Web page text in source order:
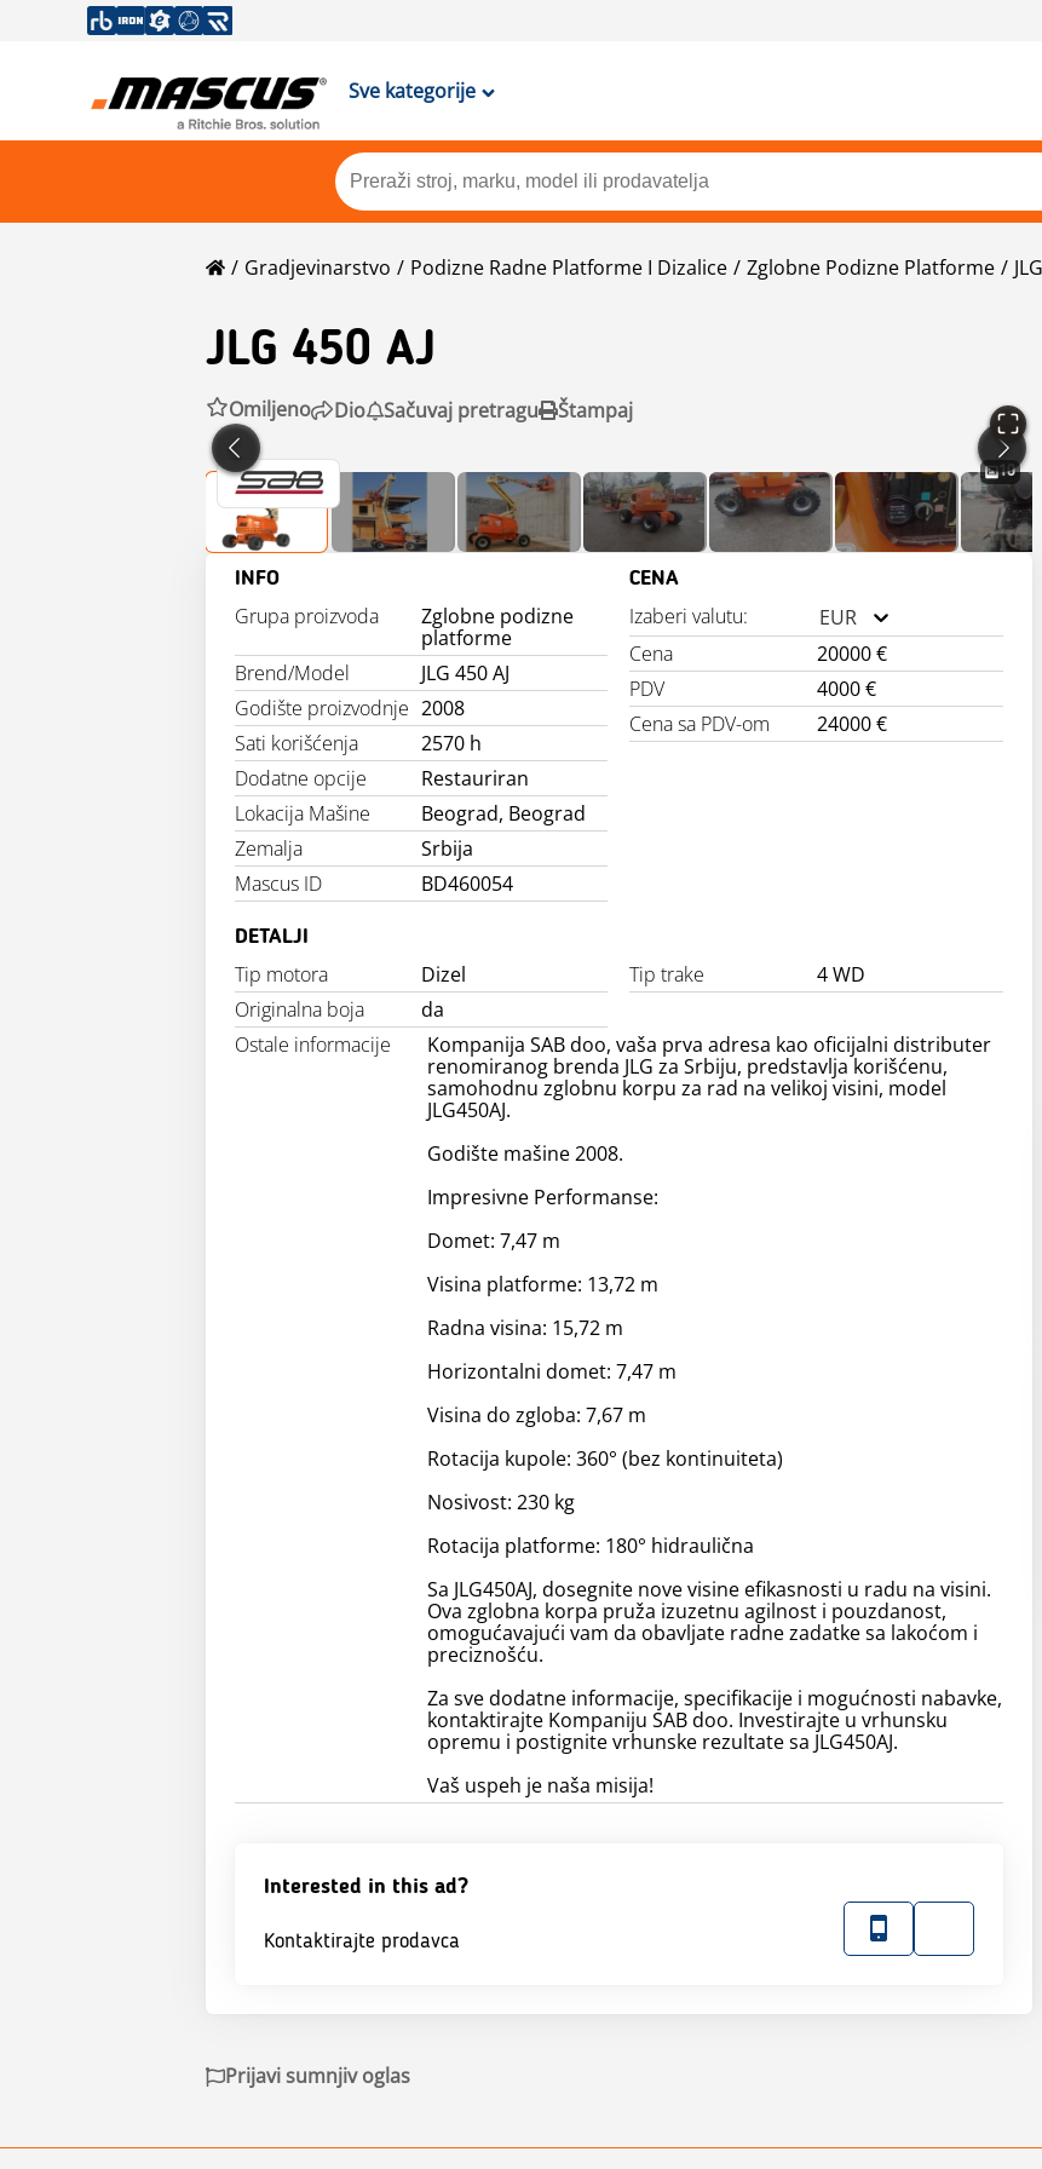
Sve kategorije
Gradjevinarstvo Podizne Radne Platforme I Dizalice Zglobne Podizne Platforme JLG
JLG 450 AJ
Omiljeno Dio Sačuvaj pretragu Štampaj
10
INFO
Grupa proizvoda
Zglobne podizne
platforme
Brend/Model
JLG 450 AJ
Godište proizvodnje 2008
Sati korišćenja
2570 h
Dodatne opcije
Restauriran
Lokacija Mašine
Beograd, Beograd
Zemalja
Srbija
Mascus ID
BD460054
CENA
Izaberi valutu:
EUR
Cena
20000 €
PDV
4000 €
Cena sa PDV-om
24000 €
DETALJI
Tip motora Dizel Tip trake
4 WD
Originalna boja
da
Ostale informacije
Kompanija SAB doo, vaša prva adresa kao oficijalni distributer
renomiranog brenda JLG za Srbiju, predstavlja korišćenu,
samohodnu zglobnu korpu za rad na velikoj visini, model
JLG450AJ.
Godište mašine 2008.
Impresivne Performanse:
Domet: 7,47 m
Visina platforme: 13,72 m
Radna visina: 15,72 m
Horizontalni domet: 7,47 m
Visina do zgloba: 7,67 m
Rotacija kupole: 360° (bez kontinuiteta)
Nosivost: 230 kg
Rotacija platforme: 180° hidraulična
Sa JLG450AJ, dosegnite nove visine efikasnosti u radu na visini.
Ova zglobna korpa pruža izuzetnu agilnost i pouzdanost,
omogućavajući vam da obavljate radne zadatke sa lakoćom i
preciznošću.
Za sve dodatne informacije, specifikacije i mogućnosti nabavke,
kontaktirajte Kompaniju SAB doo. Investirajte u vrhunsku
opremu i postignite vrhunske rezultate sa JLG450AJ.
Vaš uspeh je naša misija!
Interested in this ad?
Kontaktirajte prodavca
Prijavi sumnjiv oglas